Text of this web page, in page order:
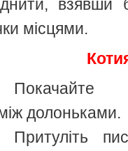
взявши
місцями.
долоньками.
Притуліть